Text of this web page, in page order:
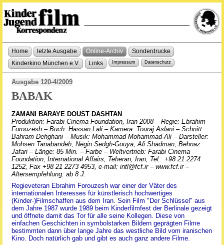
Home letzte Ausgabe Online-Archiv
Sonderdrucke
Kinderkino München e.V.
Links Impressum Datenschutz
Ausgabe 120-4/2009
BABAK
ZAMANI BARAYE DOUST DASHTAN
Produktion: Farabi Cinema Foundation, Iran 2008 – Regie: Ebrahim
Forouzesh – Buch: Hassan Lali – Kamera: Touraj Aslani – Schnitt:
Bahram Dehghani – Musik: Mohammad Mohammad-Ali – Darsteller:
Mohsen Tanabandeh, Negin Sedgh-Gouya, Ali Shadman, Behnaz
Jafari – Länge: 85 Min. – Farbe – Weltvertrieb: Farabi Cinema
Foundation, International Affairs, Teheran, Iran, Tel.: +98 21 2274
1252, Fax +98 21 2273 4953, e-mail: intl@fcf.ir – www.fcf.ir –
Altersempfehlung: ab 8 J.
Regieveteran Ebrahim Forouzesh war einer der Väter des
internationalen Interesses für künstlerisch hochwertiges
(Kinder-)Filmschaffen aus dem Iran. Sein Film "Der Schlüssel" aus
dem Jahre 1987 wurde 1989 beim Kinderfilmfest der Berlinale gezeigt
und öffnete damit das Tor für alle seine Kollegen. Diese von
einfachen Geschichten in symbolstarken Bildern geprägten Filme
bestimmten dann über lange Jahre das westliche Bild vom iranischen
Kino. Doch natürlich gab und gibt es auch ganz andere Filme.